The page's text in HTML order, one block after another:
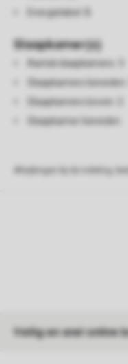
Energielabel: B
Slaapkamer(s)
Aantal slaapkamers: 3
Slaapkamers beneden:
Slaapkamers boven: 2
Slaapkamer beneden
Veilig en snel online